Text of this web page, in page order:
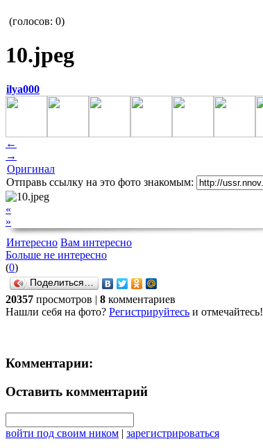
(голосов: 0)
10.jpeg
ilya000
←
→
Оригинал
Отправь ссылку на это фото знакомым:
«
»
Интересно Вам интересно
Больше не интересно
(0)
Поделиться…
20357 просмотров | 8 комментариев
Нашли себя на фото? Регистрируйтесь и отмечайтесь!
Комментарии:
Оставить комментарий
войти под своим ником | зарегистрироваться